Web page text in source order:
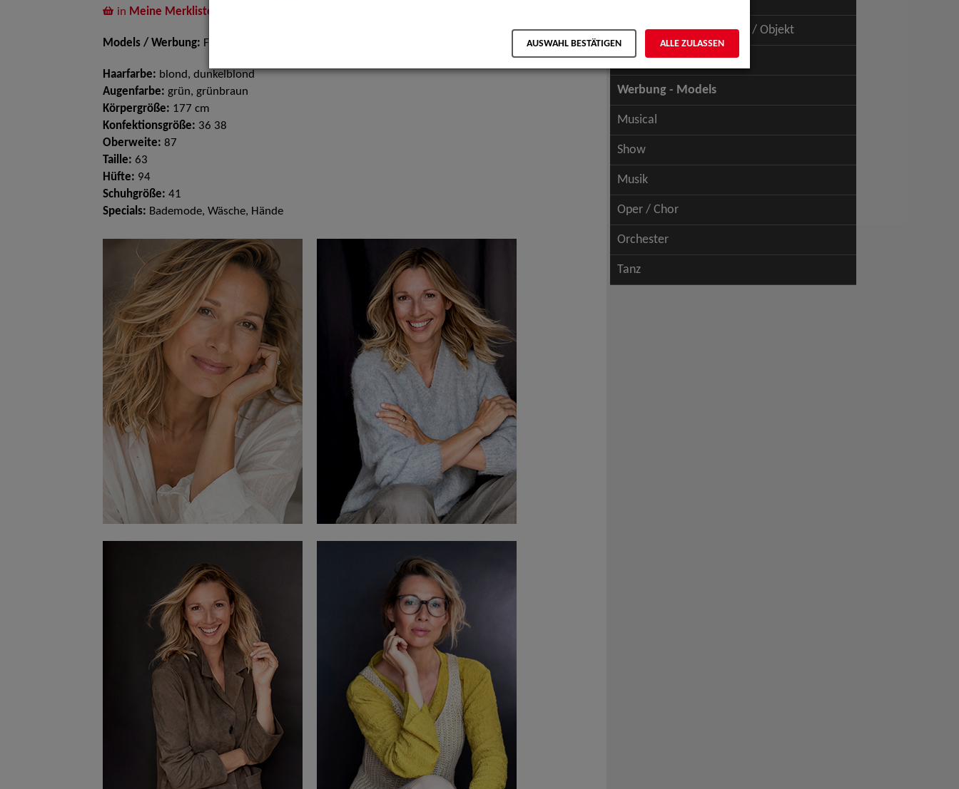
in Meine Merkliste
Models / Werbung: Fotomodell
Haarfarbe: blond, dunkelblond
Augenfarbe: grün, grünbraun
Körpergröße: 177 cm
Konfektionsgröße: 36 38
Oberweite: 87
Taille: 63
Hüfte: 94
Schuhgröße: 41
Specials: Bademode, Wäsche, Hände
Schauspiel - Figur / Puppe / Objekt
Werbung - Talents
Werbung - Models
Musical
Show
Musik
Oper / Chor
Orchester
Tanz
AUSWAHL BESTÄTIGEN ALLE ZULASSEN